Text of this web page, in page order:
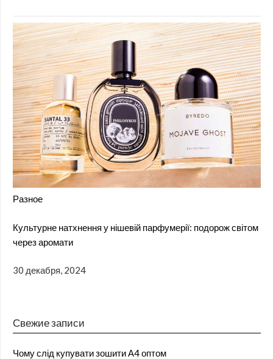
Разное
Культурне натхнення у нішевій парфумерії: подорож світом
через аромати
30 декабря, 2024
Свежие записи
Чому слід купувати зошити А4 оптом